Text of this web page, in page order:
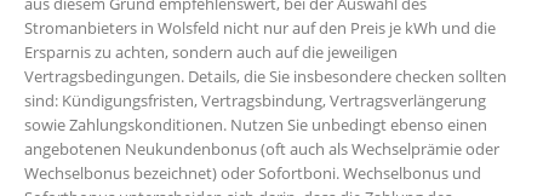
Stromanbieters in Wolsfeld nicht nur auf den Preis je kWh und die
Ersparnis zu achten, sondern auch auf die jeweiligen
Vertragsbedingungen. Details, die Sie insbesondere checken sollten
sind: Kündigungsfristen, Vertragsbindung, Vertragsverlängerung
sowie Zahlungskonditionen. Nutzen Sie unbedingt ebenso einen
angebotenen Neukundenbonus (oft auch als Wechselprämie oder
Wechselbonus bezeichnet) oder Sofortboni. Wechselbonus und